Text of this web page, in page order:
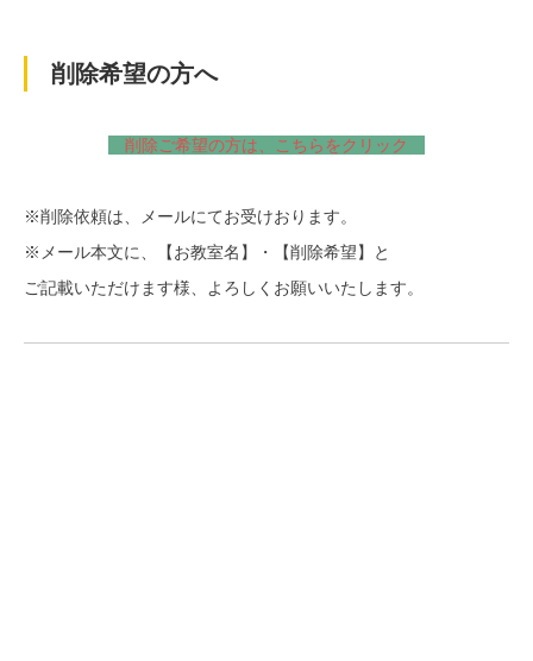
削除希望の方へ
削除ご希望の方は、こちらをクリック
※削除依頼は、メールにてお受けおります。
※メール本文に、【お教室名】・【削除希望】と
ご記載いただけます様、よろしくお願いいたします。